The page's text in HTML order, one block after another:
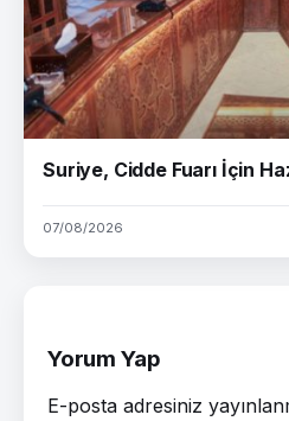
Suriye, Cidde Fuarı İçin
07/08/2026
Yorum Yap
E-posta adresiniz